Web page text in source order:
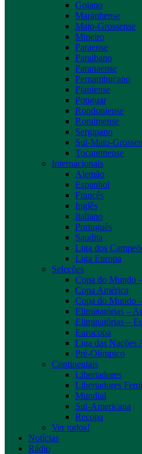
Goiano
Maranhense
Mato-Grossense
Mineiro
Paraense
Paraibano
Paranaense
Pernambucano
Piauiense
Potiguar
Rondoniense
Roraimense
Sergipano
Sul-Mato-
Tocantinense
Internacionais
Alemão
Espanhol
Francês
Inglês
Italiano
Português
Saudita
Liga dos
Liga Europa
Seleções
Copa do Mundo
Copa América
Copa do Mundo
Eliminatórias –
Eliminatórias –
Eurocopa
Liga das Nações
Pré-Olímpico
Continentais
Libertadores
Libertadores
Mundial
Sul-Americana
Recopa
Ver todos!
Notícias
Rádio